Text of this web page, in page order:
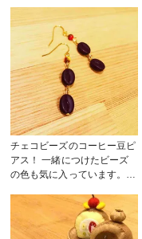
チェコビーズのコーヒー豆ピ
アス！ 一緒につけたビーズ
の色も気に入っています。
ェコビーズ #ビーズ